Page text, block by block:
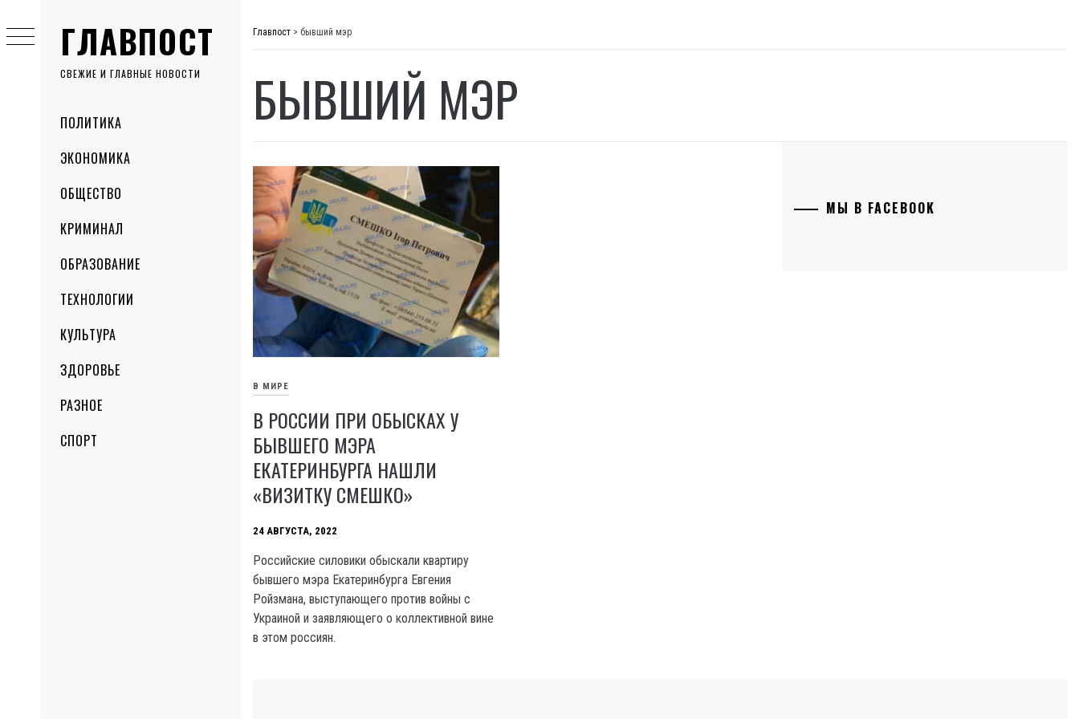
ГЛАВПОСТ
СВЕЖИЕ И ГЛАВНЫЕ НОВОСТИ
MenuПОЛИТИКА
ЭКОНОМИКА
ОБЩЕСТВО
КРИМИНАЛ
ОБРАЗОВАНИЕ
ТЕХНОЛОГИИ
КУЛЬТУРА
ЗДОРОВЬЕ
РАЗНОЕ
СПОРТ
to
content
Главпост > бывший мэр
БЫВШИЙ МЭР
В МИРЕ
В РОССИИ ПРИ ОБЫСКАХ У
БЫВШЕГО МЭРА
ЕКАТЕРИНБУРГА НАШЛИ
«ВИЗИТКУ СМЕШКО»
24 АВГУСТА, 2022
Российские силовики обыскали квартиру
бывшего мэра Екатеринбурга Евгения
Ройзмана, выступающего против войны с
Украиной и заявляющего о коллективной вине
в этом россиян.
МЫ В FACEBOOK